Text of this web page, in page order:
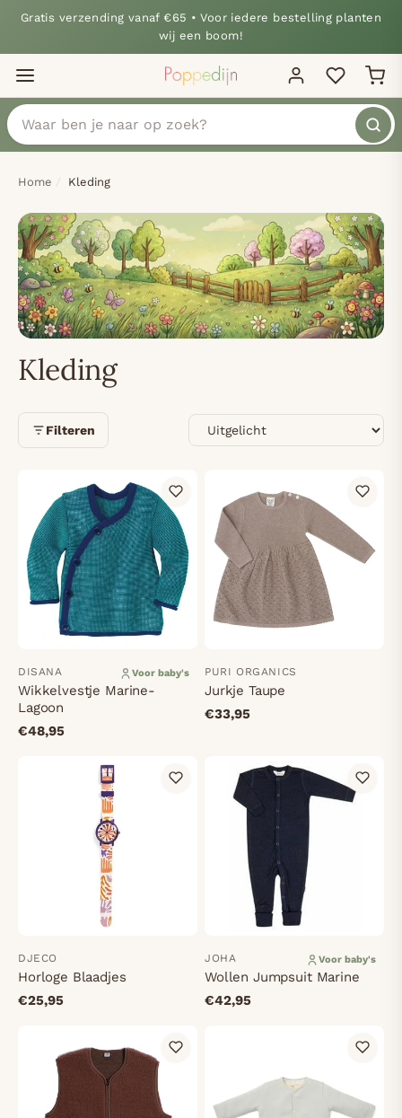
Gratis verzending vanaf €65 • Voor iedere bestelling planten
wij een boom!
Home Kleding
Kleding
Filteren Sorteren
DISANA Voor baby's
Wikkelvestje Marine-
Lagoon
€48,95
PURI ORGANICS
Jurkje Taupe
€33,95
DJECO
Horloge Blaadjes
€25,95
JOHA Voor baby's
Wollen Jumpsuit Marine
€42,95